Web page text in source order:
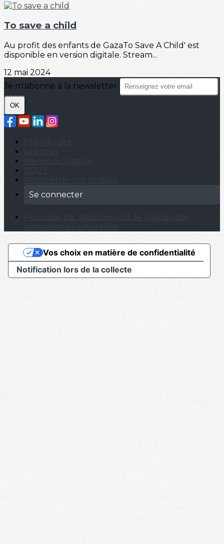
To save a child
Au profit des enfants de GazaTo Save A Child' est
disponible en version digitale. Stream...
12 mai 2024
Je m'abonne à la newsletter
OK
Se connecter
Notification lors de la collecte
Vos choix en matière de confidentialité